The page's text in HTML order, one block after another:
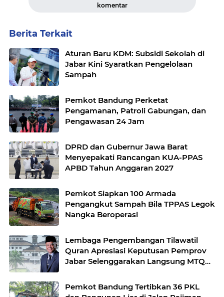
komentar
Berita Terkait
Aturan Baru KDM: Subsidi Sekolah di
Jabar Kini Syaratkan Pengelolaan
Sampah
Pemkot Bandung Perketat
Pengamanan, Patroli Gabungan, dan
Pengawasan 24 Jam
DPRD dan Gubernur Jawa Barat
Menyepakati Rancangan KUA-PPAS
APBD Tahun Anggaran 2027
Pemkot Siapkan 100 Armada
Pengangkut Sampah Bila TPPAS Legok
Nangka Beroperasi
Lembaga Pengembangan Tilawatil
Quran Apresiasi Keputusan Pemprov
Jabar Selenggarakan Langsung MTQ
Pemkot Bandung Tertibkan 36 PKL